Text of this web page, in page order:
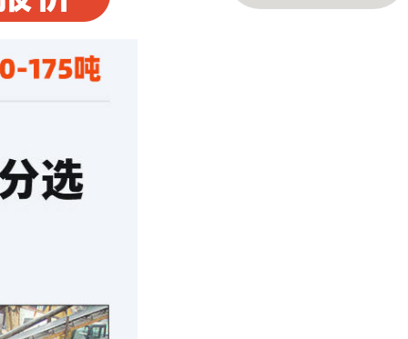
分钟前
分钟前
分钟前
分钟前